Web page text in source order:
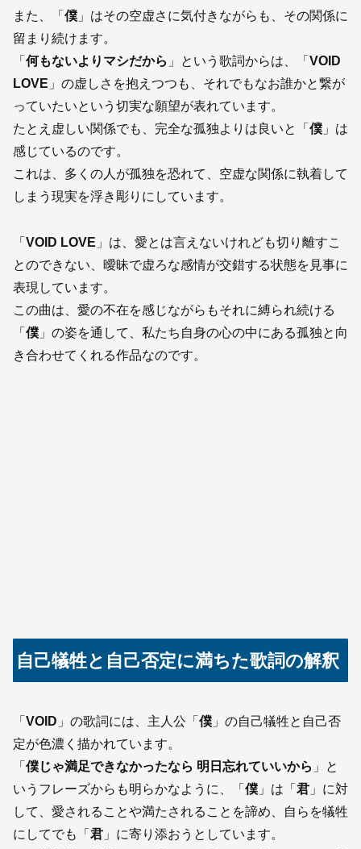
また、「 僕 」はその空虚さに気付きながらも、その関係に
留まり続けます。
「 何もないよりマシだから 」という歌詞からは、「 VOID
LOVE 」の虚しさを抱えつつも、それでもなお誰かと繋が
っていたいという切実な願望が表れています。
たとえ虚しい関係でも、完全な孤独よりは良いと「 僕 」は
感じているのです。
これは、多くの人が孤独を恐れて、空虚な関係に執着して
しまう現実を浮き彫りにしています。
「 VOID LOVE 」は、愛とは言えないけれども切り離すこ
とのできない、曖昧で虚ろな感情が交錯する状態を見事に
表現しています。
この曲は、愛の不在を感じながらもそれに縛られ続ける
「 僕 」の姿を通して、私たち自身の心の中にある孤独と向
き合わせてくれる作品なのです。
自己犠牲と自己否定に満ちた歌詞の解釈
「 VOID 」の歌詞には、主人公「 僕 」の自己犠牲と自己否
定が色濃く描かれています。
「 僕じゃ満足できなかったなら 明日忘れていいから 」と
いうフレーズからも明らかなように、「 僕 」は「 君 」に対
して、愛されることや満たされることを諦め、自らを犠牲
にしてでも「 君 」に寄り添おうとしています。